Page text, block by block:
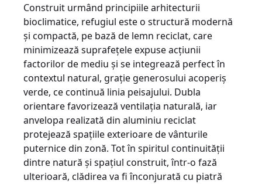
Construit urmând principiile arhitecturii
bioclimatice, refugiul este o structură modernă
și compactă, pe bază de lemn reciclat, care
minimizează suprafețele expuse acțiunii
factorilor de mediu și se integrează perfect în
contextul natural, grație generosului acoperiș
verde, ce continuă linia peisajului. Dubla
orientare favorizează ventilația naturală, iar
anvelopa realizată din aluminiu reciclat
protejează spațiile exterioare de vânturile
puternice din zonă. Tot în spiritul continuității
dintre natură și spațiul construit, într-o fază
ulterioară, clădirea va fi înconjurată cu piatră